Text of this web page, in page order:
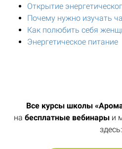
Открытие
Почему нужно изучать
Как полюбить себя
Энергетическое питание
Все курсы школы
на бесплатные вебинары и
здесь: